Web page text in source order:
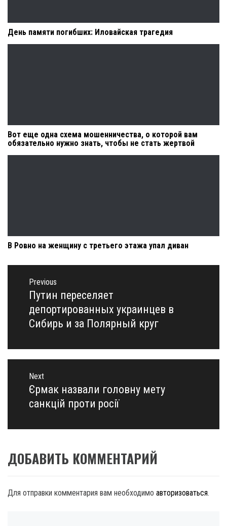
День памяти погибших: Иловайская трагедия
Вот еще одна схема мошенничества, о которой вам
обязательно нужно знать, чтобы не стать жертвой
В Ровно на женщину с третьего этажа упал диван
Навигация
записям
Previous
Previous
post:
Путин переселяет
депортированных украинцев в
Сибирь и за Полярный круг
Next
Next
post:
Єрмак назвали головну мету
санкцій проти росії
ДОБАВИТЬ КОММЕНТАРИЙ
Для отправки комментария вам необходимо авторизоваться.